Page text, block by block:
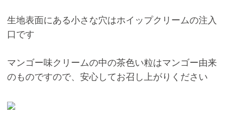
生地表面にある小さな穴はホイップクリームの注入
口です
マンゴー味クリームの中の茶色い粒はマンゴー由来
のものですので、安心してお召し上がりください